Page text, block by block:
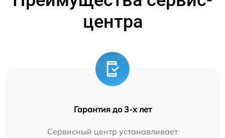
центра
Гарантия до 3-х лет
Сервисный центр устанавливает